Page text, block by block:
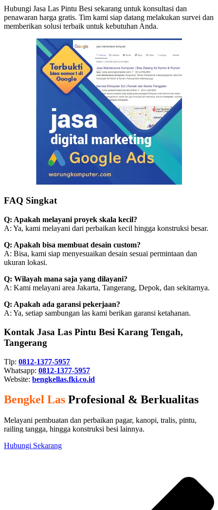
Hubungi Jasa Las Pintu Besi sekarang untuk konsultasi dan
penawaran harga gratis. Tim kami siap datang melakukan survei dan
memberikan solusi terbaik untuk kebutuhan Anda.
FAQ Singkat
Q: Apakah melayani proyek skala kecil?
A: Ya, kami melayani dari perbaikan kecil hingga konstruksi besar.
Q: Apakah bisa membuat desain custom?
A: Bisa, kami siap menyesuaikan desain sesuai permintaan dan
ukuran lokasi.
Q: Wilayah mana saja yang dilayani?
A: Kami melayani area Jakarta, Tangerang, Depok, dan sekitarnya.
Q: Apakah ada garansi pekerjaan?
A: Ya, setiap sambungan las kami berikan garansi ketahanan.
Kontak Jasa Las Pintu Besi Karang Tengah,
Tangerang
Tlp: 0812-1377-5957
Whatsapp: 0812-1377-5957
Website: bengkellas.fki.co.id
Bengkel Las Profesional & Berkualitas
Melayani pembuatan dan perbaikan pagar, kanopi, tralis, pintu,
railing tangga, hingga konstruksi besi lainnya.
Hubungi Sekarang